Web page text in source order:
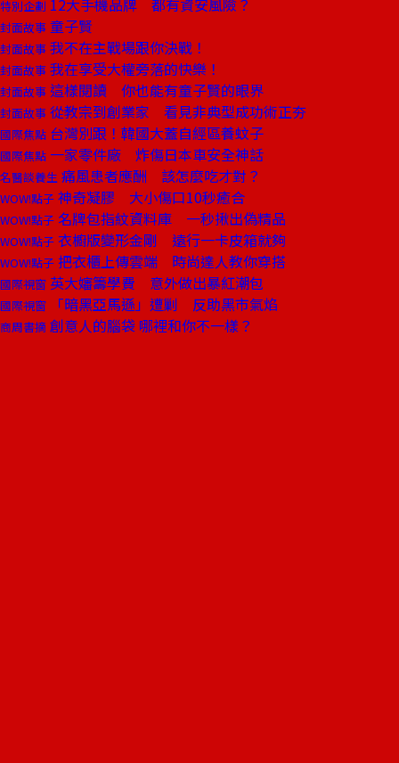
特別企劃 12大手機品牌 都有資安風險？
封面故事 童子賢
封面故事 我不在主戰場跟你決戰！
封面故事 我在享受大權旁落的快樂！
封面故事 這樣閱讀 你也能有童子賢的眼界
封面故事 從教宗到創業家 看見非典型成功術正夯
國際焦點 台灣別跟！韓國大蓋自經區養蚊子
國際焦點 一家零件廠 炸傷日本車安全神話
名醫談養生 痛風患者應酬 該怎麼吃才對？
WOW!點子 神奇凝膠 大小傷口10秒癒合
WOW!點子 名牌包指紋資料庫 一秒揪出偽精品
WOW!點子 衣櫥版變形金剛 遠行一卡皮箱就夠
WOW!點子 把衣櫃上傳雲端 時尚達人教你穿搭
國際視窗 英大嬸籌學費 意外做出暴紅潮包
國際視窗 「暗黑亞馬遜」遭剿 反助黑市氣焰
商周書摘 創意人的腦袋 哪裡和你不一樣？